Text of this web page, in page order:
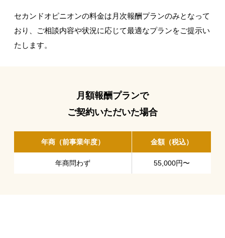
セカンドオピニオンの料金は月次報酬プランのみとなって
おり、ご相談内容や状況に応じて最適なプランをご提示い
たします。​
月額報酬プランで
ご契約いただいた場合
年商（前事業年度） 金額（税込）
年商問わず 55,000円〜